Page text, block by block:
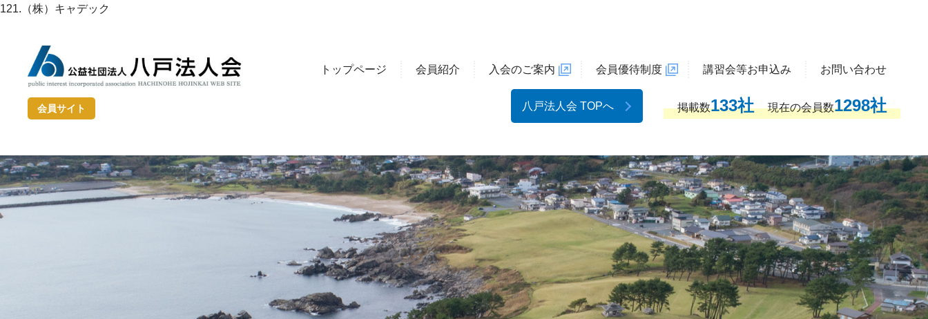
121.（株）キャデック
会員サイト
トップページ 会員紹介 入会のご案内 会員優待制度 講習会等お申込み お問い合わせ
八戸法人会 TOPへ 掲載数133社 現在の会員数1298社